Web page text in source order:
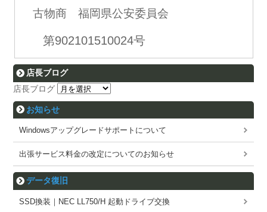
古物商 福岡県公安委員会
第902101510024号
店長ブログ
店長ブログ
お知らせ
Windowsアップグレードサポートについて
出張サービス料金の改定についてのお知らせ
データ復旧
SSD換装｜NEC LL750/H 起動ドライブ交換